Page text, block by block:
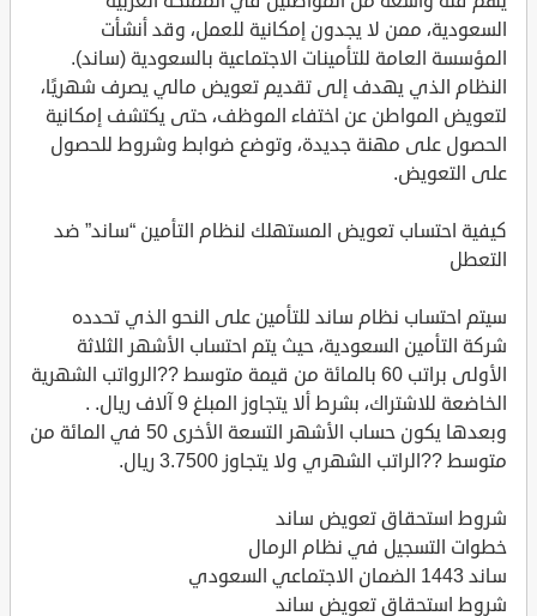
السعودية، ممن لا يجدون إمكانية للعمل، وقد أنشأت
المؤسسة العامة للتأمينات الاجتماعية بالسعودية (ساند).
النظام الذي يهدف إلى تقديم تعويض مالي يصرف شهريًا،
لتعويض المواطن عن اختفاء الموظف، حتى يكتشف إمكانية
الحصول على مهنة جديدة، وتوضع ضوابط وشروط للحصول
على التعويض.
كيفية احتساب تعويض المستهلك لنظام التأمين “ساند” ضد
التعطل
سيتم احتساب نظام ساند للتأمين على النحو الذي تحدده
شركة التأمين السعودية، حيث يتم احتساب الأشهر الثلاثة
الأولى براتب 60 بالمائة من قيمة متوسط ??الرواتب الشهرية
الخاضعة للاشتراك، بشرط ألا يتجاوز المبلغ 9 آلاف ريال. .
وبعدها يكون حساب الأشهر التسعة الأخرى 50 في المائة من
متوسط ??الراتب الشهري ولا يتجاوز 3.7500 ريال.
شروط استحقاق تعويض ساند
خطوات التسجيل في نظام الرمال
ساند 1443 الضمان الاجتماعي السعودي
شروط استحقاق تعويض ساند